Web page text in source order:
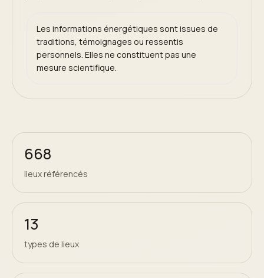
Les informations énergétiques sont issues de
traditions, témoignages ou ressentis
personnels. Elles ne constituent pas une
mesure scientifique.
668
lieux référencés
13
types de lieux